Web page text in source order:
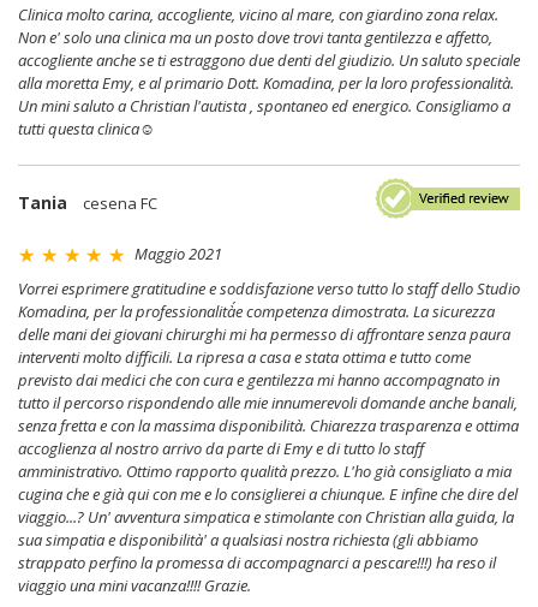
Clinica molto carina, accogliente, vicino al mare, con giardino zona relax.
Non e' solo una clinica ma un posto dove trovi tanta gentilezza e affetto,
accogliente anche se ti estraggono due denti del giudizio. Un saluto speciale
alla moretta Emy, e al primario Dott. Komadina, per la loro professionalità.
Un mini saluto a Christian l'autista , spontaneo ed energico. Consigliamo a
tutti questa clinica☺
Tania cesena FC
Maggio 2021
Vorrei esprimere gratitudine e soddisfazione verso tutto lo staff dello Studio
Komadina, per la professionalità´e competenza dimostrata. La sicurezza
delle mani dei giovani chirurghi mi ha permesso di affrontare senza paura
interventi molto difficili. La ripresa a casa e stata ottima e tutto come
previsto dai medici che con cura e gentilezza mi hanno accompagnato in
tutto il percorso rispondendo alle mie innumerevoli domande anche banali,
senza fretta e con la massima disponibilità. Chiarezza trasparenza e ottima
accoglienza al nostro arrivo da parte di Emy e di tutto lo staff
amministrativo. Ottimo rapporto qualità prezzo. L'ho già consigliato a mia
cugina che e già qui con me e lo consiglierei a chiunque. E infine che dire del
viaggio...? Un' avventura simpatica e stimolante con Christian alla guida, la
sua simpatia e disponibilità' a qualsiasi nostra richiesta (gli abbiamo
strappato perfino la promessa di accompagnarci a pescare!!!) ha reso il
viaggio una mini vacanza!!!! Grazie.